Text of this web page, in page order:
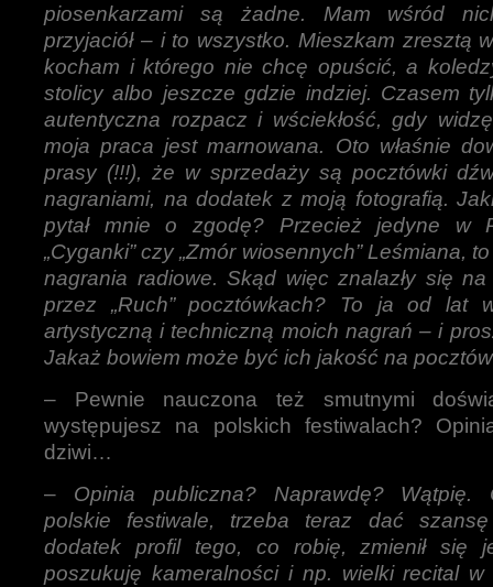
piosenkarzami są żadne. Mam wśród
przyjaciół – i to wszystko. Mieszkam zresztą
kocham i którego nie chcę opuścić, a
stolicy albo jeszcze gdzie indziej. Czasem
autentyczna rozpacz i wściekłość, gdy
moja praca jest marnowana. Oto właśnie
prasy (!!!), że w sprzedaży są pocztówki
nagraniami, na dodatek z moją fotografią.
pytał mnie o zgodę? Przecież jedyne w
„Cyganki” czy „Zmór wiosennych” Leśmiana,
nagrania radiowe. Skąd więc znalazły się
przez „Ruch” pocztówkach? To ja od lat
artystyczną i techniczną moich nagrań – i
Jakaż bowiem może być ich jakość na
– Pewnie nauczona też smutnymi
występujesz na polskich festiwalach?
dziwi…
– Opinia publiczna? Naprawdę? Wątpię.
polskie festiwale, trzeba teraz dać szansę
dodatek profil tego, co robię, zmienił się
poszukuję kameralności i np. wielki recital w